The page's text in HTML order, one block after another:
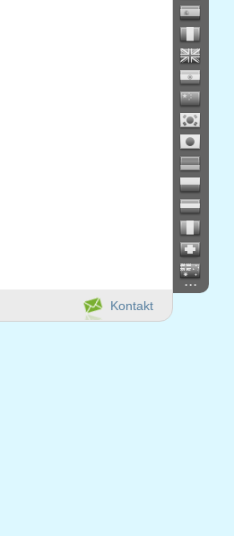
...
Kontakt